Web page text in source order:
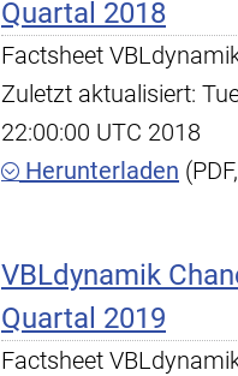
Quartal 2018
Factsheet
Zuletzt aktualisiert:
22:00:00 UTC 2018
Herunterladen
VBLdynamik
Quartal 2019
Factsheet